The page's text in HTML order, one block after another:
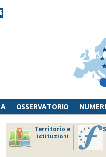
OSSERVATORIO
Territorio e
istituzioni